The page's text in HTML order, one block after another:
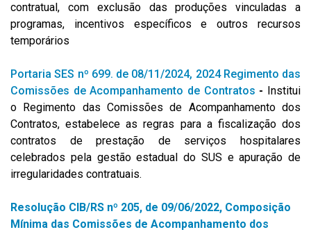
contratual, com exclusão das produções vinculadas a
programas, incentivos específicos e outros recursos
temporários
Portaria SES nº 699. de 08/11/2024, 2024 Regimento das
Comissões de Acompanhamento de Contratos - Institui
o Regimento das Comissões de Acompanhamento dos
Contratos, estabelece as regras para a fiscalização dos
contratos de prestação de serviços hospitalares
celebrados pela gestão estadual do SUS e apuração de
irregularidades contratuais.
Resolução CIB/RS nº 205, de 09/06/2022, Composição
Mínima das Comissões de Acompanhamento dos